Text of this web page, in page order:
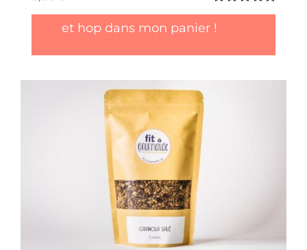
Note5.00sur
et hop dans mon panier !